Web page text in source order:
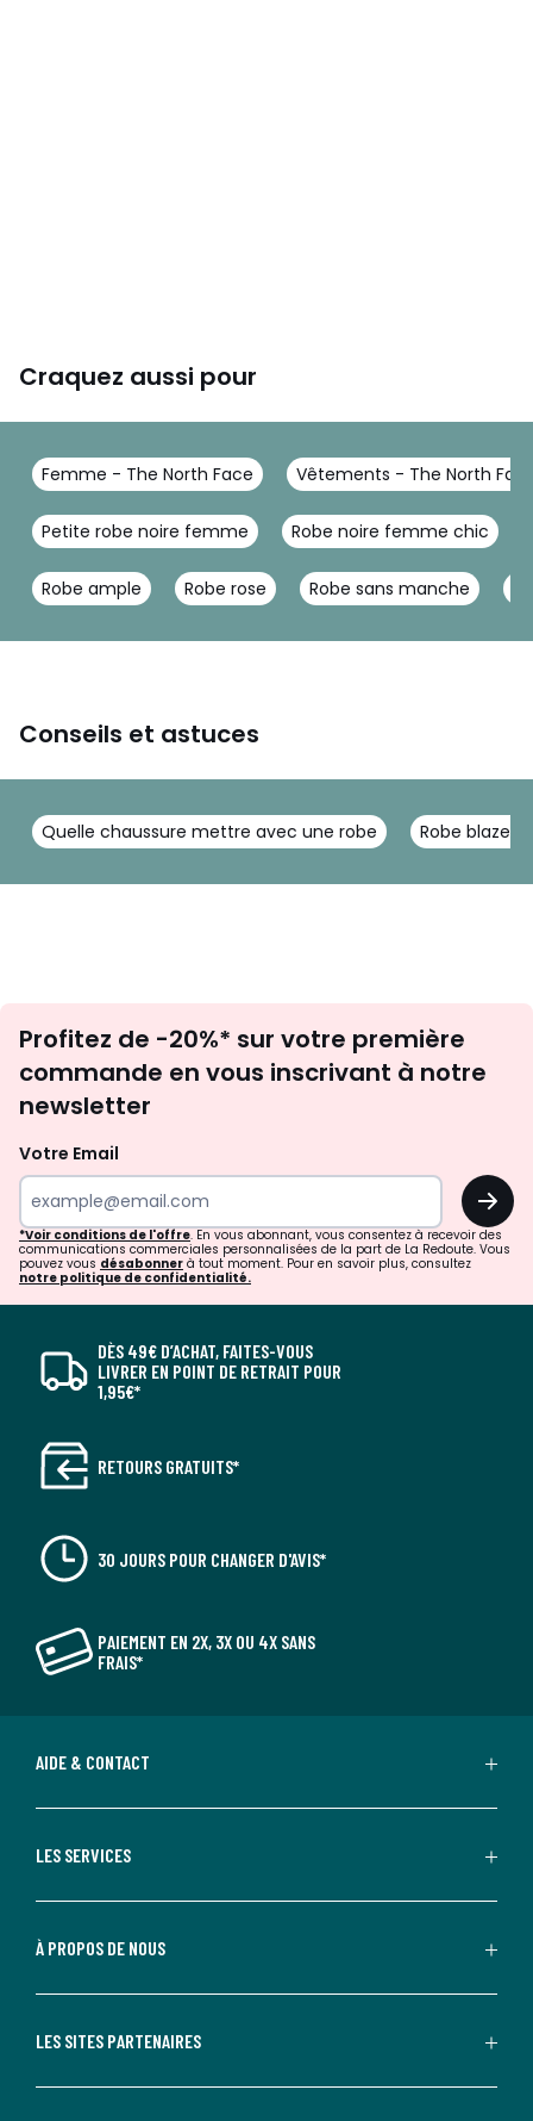
Craquez aussi pour
Femme - The North Face Vêtements - The North
Petite robe noire femme Robe noire femme chic
Robe ample Robe rose Robe sans manche
Conseils et astuces
Quelle chaussure mettre avec une robe Robe blazer
newsletter
Profitez de -20%* sur votre première
commande en vous inscrivant à notre
newsletter
Votre Email
OK
*Voir conditions de l'offre. En vous abonnant, vous consentez à recevoir des
communications commerciales personnalisées de la part de La Redoute. Vous
pouvez vous désabonner à tout moment. Pour en savoir plus, consultez
notre politique de confidentialité.
DÈS 49€ D’ACHAT, FAITES-VOUS
LIVRER EN POINT DE RETRAIT POUR
1,95€*
RETOURS GRATUITS*
30 JOURS POUR CHANGER D'AVIS*
PAIEMENT EN 2X, 3X OU 4X SANS
FRAIS*
AIDE & CONTACT
LES SERVICES
À PROPOS DE NOUS
LES SITES PARTENAIRES